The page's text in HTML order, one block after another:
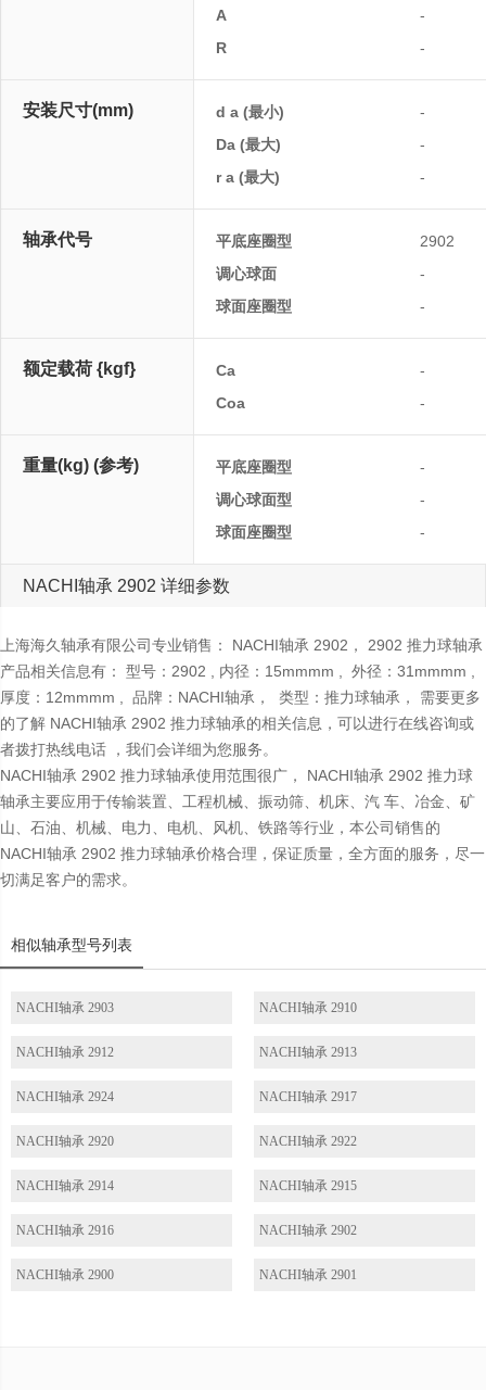
A
-
R
-
安装尺寸(mm) d a (最小)
-
Da (最大)
-
r a (最大)
-
轴承代号 平底座圈型
2902
调心球面
-
球面座圈型
-
额定载荷 {kgf} Ca
-
Coa
-
重量(kg) (参考) 平底座圈型
-
调心球面型
-
球面座圈型
-
NACHI轴承 2902 详细参数
上海海久轴承有限公司专业销售： NACHI轴承 2902， 2902 推力球轴承
产品相关信息有： 型号：2902 , 内径：15mmmm , 外径：31mmmm ,
厚度：12mmmm , 品牌：NACHI轴承， 类型：推力球轴承， 需要更多
的了解 NACHI轴承 2902 推力球轴承的相关信息，可以进行在线咨询或
者拨打热线电话 ，我们会详细为您服务。
NACHI轴承 2902 推力球轴承使用范围很广， NACHI轴承 2902 推力球
轴承主要应用于传输装置、工程机械、振动筛、机床、汽 车、冶金、矿
山、石油、机械、电力、电机、风机、铁路等行业，本公司销售的
NACHI轴承 2902 推力球轴承价格合理，保证质量，全方面的服务，尽一
切满足客户的需求。
相似轴承型号列表
NACHI轴承 2903 NACHI轴承 2910
NACHI轴承 2912 NACHI轴承 2913
NACHI轴承 2924 NACHI轴承 2917
NACHI轴承 2920 NACHI轴承 2922
NACHI轴承 2914 NACHI轴承 2915
NACHI轴承 2916 NACHI轴承 2902
NACHI轴承 2900 NACHI轴承 2901